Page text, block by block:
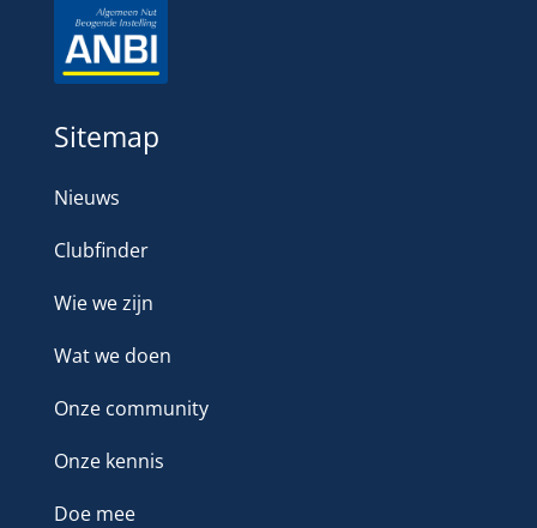
Sitemap
Nieuws
Clubfinder
Wie we zijn
Wat we doen
Onze community
Onze kennis
Doe mee